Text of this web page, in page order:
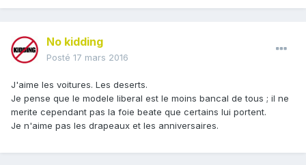
No kidding
Posté 17 mars 2016
J'aime les voitures. Les deserts.
Je pense que le modele liberal est le moins bancal de tous ; il ne
merite cependant pas la foie beate que certains lui portent.
Je n'aime pas les drapeaux et les anniversaires.